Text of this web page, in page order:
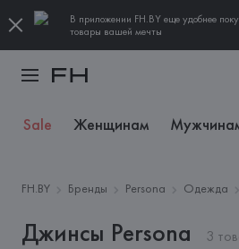
В приложении FH.BY еще удобнее
товары вашей мечты
Sale Женщинам
FH.BY Бренды Persona Одежда
Джинсы Persona 3